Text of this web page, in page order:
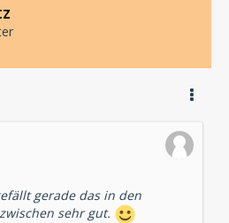
gerade das in den
sehr gut.